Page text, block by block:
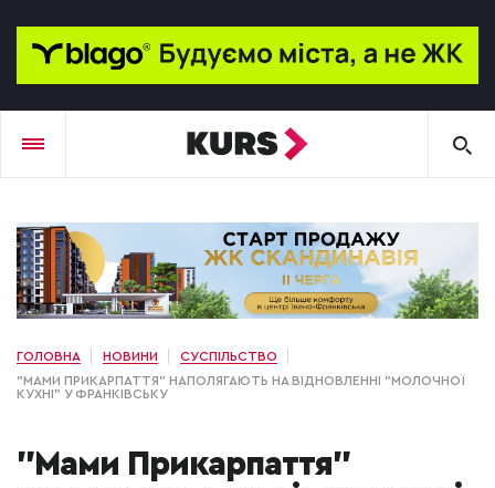
ГОЛОВНА НОВИНИ
СУСПІЛЬСТВО
"МАМИ ПРИКАРПАТТЯ" НАПОЛЯГАЮТЬ НА ВІДНОВЛЕННІ "МОЛОЧНОЇ
КУХНІ" У ФРАНКІВСЬКУ
"Мами Прикарпаття"